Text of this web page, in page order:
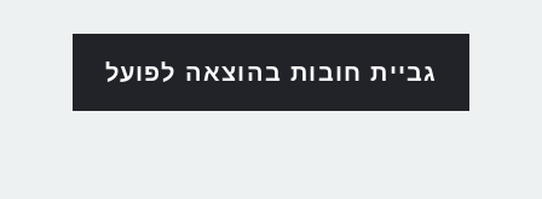
גביית חובות בהוצאה לפועל